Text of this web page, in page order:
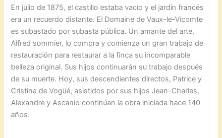
En julio de 1875, el castillo estaba vacío y el jardín francés
era un recuerdo distante. El Domaine de Vaux-le-Vicomte
es subastado por subasta pública. Un amante del arte,
Alfred sommier, lo compra y comienza un gran trabajo de
restauración para restaurar a la finca su incomparable
belleza original. Sus hijos continuarán su trabajo después
de su muerte. Hoy, sus descendientes directos, Patrice y
Cristina de Vogüé, asistidos por sus hijos Jean-Charles,
Alexandre y Ascanio continúan la obra iniciada hace 140
años.